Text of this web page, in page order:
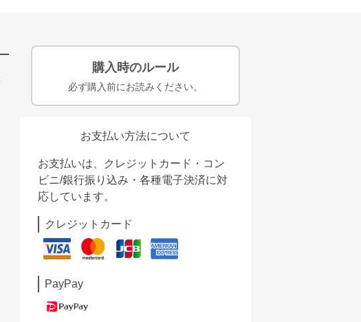
購入時のルール
必ず購入前にお読みください。
お支払い方法について
お支払いは、クレジットカード・コン
ビニ/銀行振り込み・各種電子決済に対
応しています。
クレジットカード
PayPay